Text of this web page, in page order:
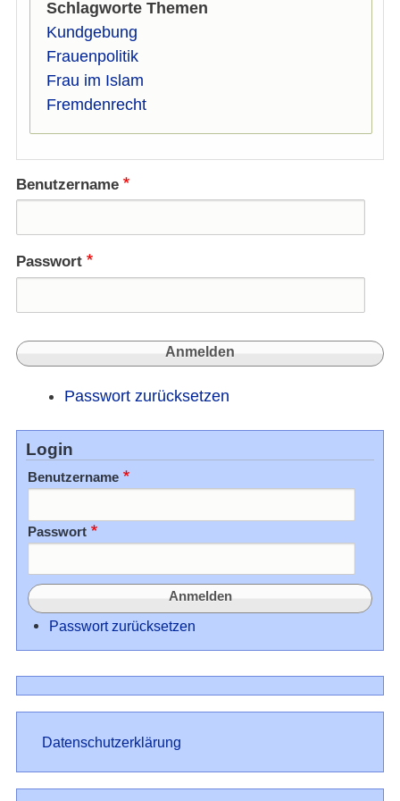
Schlagworte Themen
Kundgebung
Frauenpolitik
Frau im Islam
Fremdenrecht
Benutzername
Passwort
Passwort zurücksetzen
Login
Benutzername
Passwort
Passwort zurücksetzen
Datenschutz
Datenschutzerklärung